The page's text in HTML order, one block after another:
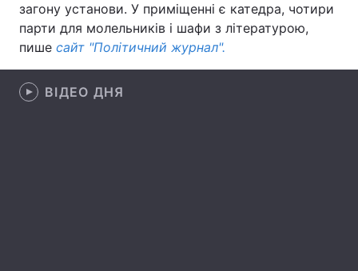
Головна Війна
Україна Політика
загону установи. У приміщенні є катедра, чотири
парти для молельників і шафи з літературою,
пише сайт "Політичний журнал".
ВІДЕО ДНЯ